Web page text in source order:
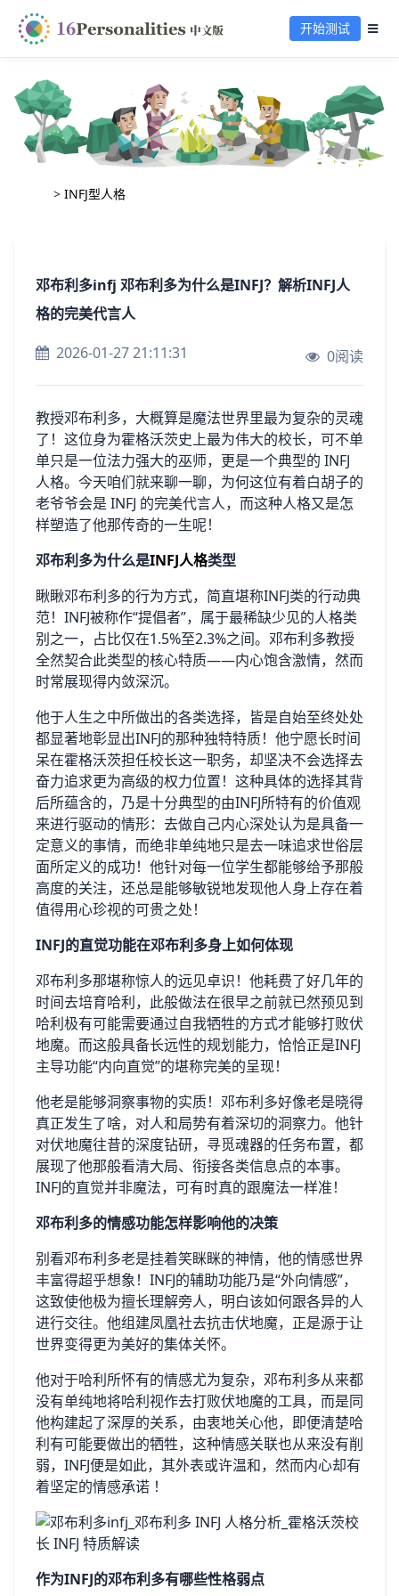
开始测试
> INFJ型人格
邓布利多infj 邓布利多为什么是INFJ？解析INFJ人
格的完美代言人
2026-01-27 21:11:31
0阅读
教授邓布利多，大概算是魔法世界里最为复杂的灵魂
了！这位身为霍格沃茨史上最为伟大的校长，可不单
单只是一位法力强大的巫师，更是一个典型的 INFJ
人格。今天咱们就来聊一聊，为何这位有着白胡子的
老爷爷会是 INFJ 的完美代言人，而这种人格又是怎
样塑造了他那传奇的一生呢！
邓布利多为什么是INFJ人格类型
瞅瞅邓布利多的行为方式，简直堪称INFJ类的行动典
范！INFJ被称作“提倡者”，属于最稀缺少见的人格类
别之一，占比仅在1.5%至2.3%之间。邓布利多教授
全然契合此类型的核心特质——内心饱含激情，然而
时常展现得内敛深沉。
他于人生之中所做出的各类选择，皆是自始至终处处
都显著地彰显出INFJ的那种独特特质！他宁愿长时间
呆在霍格沃茨担任校长这一职务，却坚决不会选择去
奋力追求更为高级的权力位置！这种具体的选择其背
后所蕴含的，乃是十分典型的由INFJ所特有的价值观
来进行驱动的情形：去做自己内心深处认为是具备一
定意义的事情，而绝非单纯地只是去一味追求世俗层
面所定义的成功！他针对每一位学生都能够给予那般
高度的关注，还总是能够敏锐地发现他人身上存在着
值得用心珍视的可贵之处！
INFJ的直觉功能在邓布利多身上如何体现
邓布利多那堪称惊人的远见卓识！他耗费了好几年的
时间去培育哈利，此般做法在很早之前就已然预见到
哈利极有可能需要通过自我牺牲的方式才能够打败伏
地魔。而这般具备长远性的规划能力，恰恰正是INFJ
主导功能“内向直觉”的堪称完美的呈现！
他老是能够洞察事物的实质！邓布利多好像老是晓得
真正发生了啥，对人和局势有着深切的洞察力。他针
对伏地魔往昔的深度钻研，寻觅魂器的任务布置，都
展现了他那般看清大局、衔接各类信息点的本事。
INFJ的直觉并非魔法，可有时真的跟魔法一样准！
邓布利多的情感功能怎样影响他的决策
别看邓布利多老是挂着笑眯眯的神情，他的情感世界
丰富得超乎想象！INFJ的辅助功能乃是“外向情感”，
这致使他极为擅长理解旁人，明白该如何跟各异的人
进行交往。他组建凤凰社去抗击伏地魔，正是源于让
世界变得更为美好的集体关怀。
他对于哈利所怀有的情感尤为复杂，邓布利多从来都
没有单纯地将哈利视作去打败伏地魔的工具，而是同
他构建起了深厚的关系，由衷地关心他，即便清楚哈
利有可能要做出的牺牲，这种情感关联也从来没有削
弱，INFJ便是如此，其外表或许温和，然而内心却有
着坚定的情感承诺 ！
作为INFJ的邓布利多有哪些性格弱点